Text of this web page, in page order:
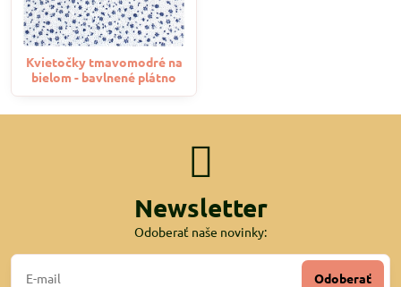
Kvietočky tmavomodré na
bielom - bavlnené plátno
Newsletter
Odoberať naše novinky:
Odoberať